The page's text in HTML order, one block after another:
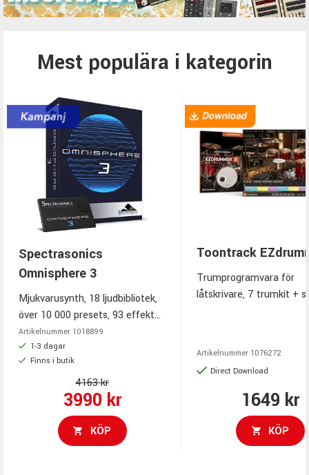
Mest populära i kategorin
Spectrasonics
Omnisphere 3
Mjukvarusynth, 18 ljudbibliotek,
över 10 000 presets, 93 effekter,
MPE-stöd, Quadzone-
modulation. Alltid senaste
Versionen!!!
Artikelnummer 1018899
1-3 dagar
Finns i butik
4163 kr
3990 kr
KÖP
Toontrack
Trumprogramvara för
låtskrivare, 7 trumkit +
Bandmate och Tap2Find
Artikelnummer 1076272
Direct Download
1649 kr
KÖP